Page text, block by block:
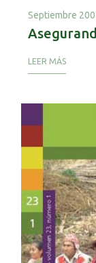
Septiembre
LEER MÁS